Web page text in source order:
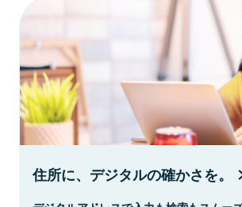
住所に、デジタルの確かさを。